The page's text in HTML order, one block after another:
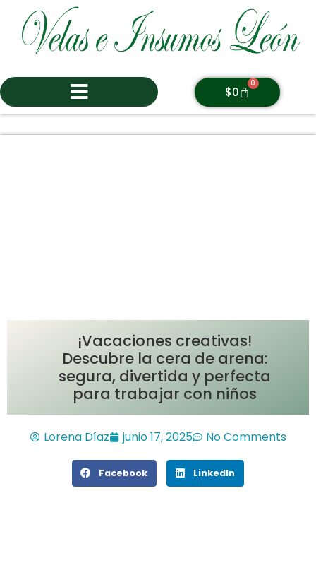
$0
0
¡Vacaciones creativas!
Descubre la cera de arena:
segura, divertida y perfecta
para trabajar con niños
Lorena Díaz junio 17, 2025 No Comments
Facebook LinkedIn